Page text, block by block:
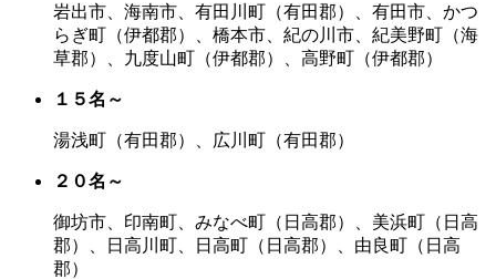
岩出市、海南市、有田川町（有田郡）、有田市、かつ
らぎ町（伊都郡）、橋本市、紀の川市、紀美野町（海
草郡）、九度山町（伊都郡）、高野町（伊都郡）
１５名～
湯浅町（有田郡）、広川町（有田郡）
２０名～
御坊市、印南町、みなべ町（日高郡）、美浜町（日高
郡）、日高川町、日高町（日高郡）、由良町（日高
郡）